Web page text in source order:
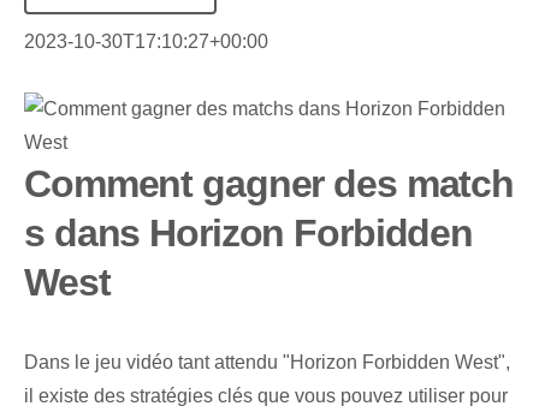
2023-10-30T17:10:27+00:00
Comment gagner des match
s dans Horizon Forbidden
West
Dans le jeu vidéo tant attendu "Horizon Forbidden West",
il existe des stratégies clés que vous pouvez utiliser pour